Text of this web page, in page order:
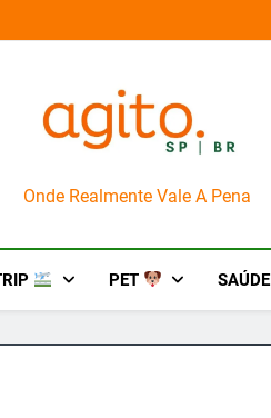
Wild transforma agosto em um
AgitoSP
Onde Realmente Vale A Pena
PET SAÚDE